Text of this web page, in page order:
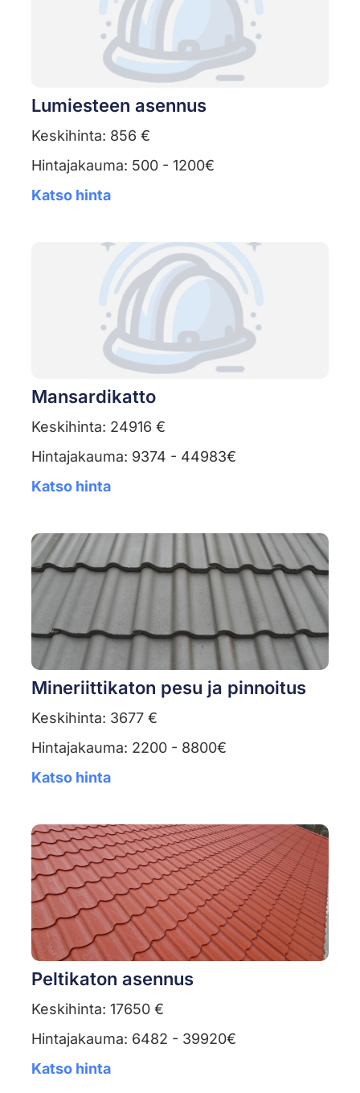
Lumiesteen asennus
Keskihinta: 856 €
Hintajakauma: 500 - 1200€
Katso hinta
Mansardikatto
Keskihinta: 24916 €
Hintajakauma: 9374 - 44983€
Katso hinta
Mineriittikaton pesu ja pinnoitus
Keskihinta: 3677 €
Hintajakauma: 2200 - 8800€
Katso hinta
Peltikaton asennus
Keskihinta: 17650 €
Hintajakauma: 6482 - 39920€
Katso hinta